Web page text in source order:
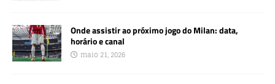
Onde assistir ao próximo jogo do Milan: data,
horário e canal
maio 21, 2026